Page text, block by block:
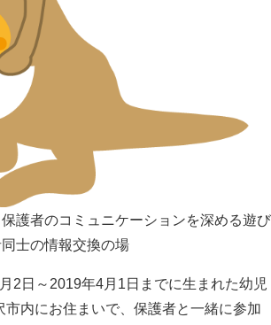
保護者のコミュニケーションを深める遊び
士の情報交換の場
2日～2019年4月1日までに生まれた幼児
市内にお住まいで、保護者と一緒に参加